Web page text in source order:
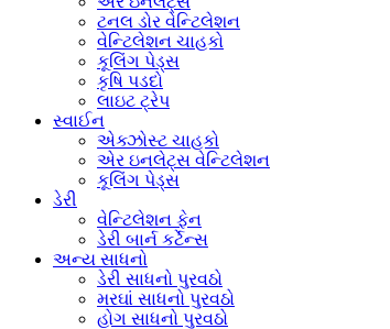
ટનલ ડોર વેન્ટિલેશન
વેન્ટિલેશન ચાહકો
કૂલિંગ પેડ્સ
કૃષિ પડદો
લાઇટ ટ્રેપ
સ્વાઈન
એક્ઝોસ્ટ ચાહકો
એર ઇનલેટ્સ વેન્ટિલેશન
કૂલિંગ પેડ્સ
ડેરી
વેન્ટિલેશન ફેન
ડેરી બાર્ન કર્ટેન્સ
અન્ય સાધનો
ડેરી સાધનો પુરવઠો
મરઘાં સાધનો પુરવઠો
હોગ સાધનો પુરવઠો